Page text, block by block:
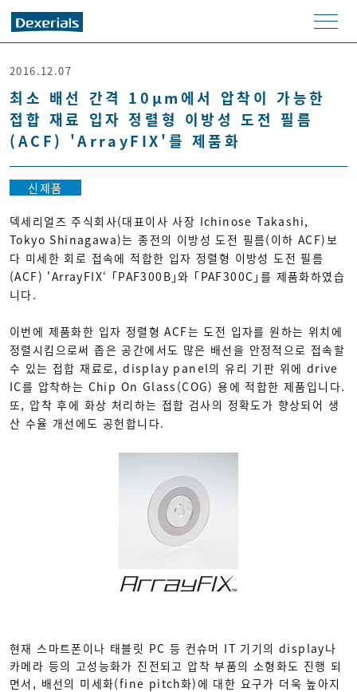
men
최소 배선 간격 10μm에서 압착이 가능한
접합 재료 입자 정렬형 이방성 도전 필름
(ACF) 'ArrayFIX'를 제품화
신제품
2016.12.07
덱세리얼즈 주식회사(대표이사 사장 Ichinose Takashi,
Tokyo Shinagawa)는 종전의 이방성 도전 필름(이하 ACF)보
다 미세한 회로 접속에 적합한 입자 정렬형 이방성 도전 필름
(ACF) 'ArrayFIX‘ 「PAF300B」와 「PAF300C」를 제품화하였습
니다.
이번에 제품화한 입자 정렬형 ACF는 도전 입자를 원하는 위치에
정렬시킴으로써 좁은 공간에서도 많은 배선을 안정적으로 접속할
수 있는 접합 재료로, display panel의 유리 기판 위에 drive
IC를 압착하는 Chip On Glass(COG) 용에 적합한 제품입니다.
또, 압착 후에 화상 처리하는 접합 검사의 정확도가 향상되어 생
산 수율 개선에도 공헌합니다.
현재 스마트폰이나 태블릿 PC 등 컨슈머 IT 기기의 display나
카메라 등의 고성능화가 진전되고 압착 부품의 소형화도 진행 되
면서, 배선의 미세화(fine pitch화)에 대한 요구가 더욱 높아지